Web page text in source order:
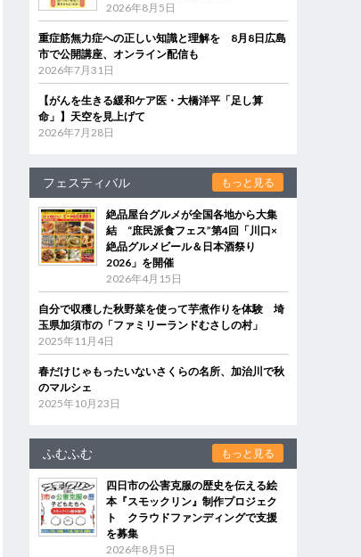
2026年8月5日
重症筋無力症への正しい知識と理解を 8月8日広島
市で公開講座、オンライン配信も
2026年7月31日
【がんを生きる緩和ケア医・大橋洋平「足し算
命」】天空を見上げて
2026年7月28日
フェスティバル もっと見る
絶品屋台グルメが全国各地から大集
結 “庶民派食フェス”第4回「川口×
絶品グルメビール＆日本酒祭り
2026」を開催
2026年4月15日
自分で収穫した秋野菜を使って芋煮作りを体験 埼
玉県加須市の「ファミリーランドむさしの村」
2025年11月4日
春だけじゃもったいないさくらの名所、加治川で秋
のマルシェ
2025年10月23日
ふむふむ もっと見る
四日市の公害克服の歴史を伝える絵
本『スモックリン』制作プロジェク
ト クラウドファンディングで支援
を募集
2026年8月5日